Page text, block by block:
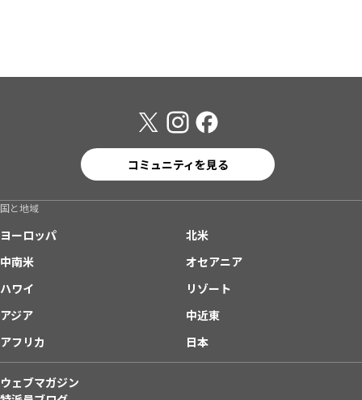
コミュニティを見る
国と地域
ヨーロッパ
北米
中南米
オセアニア
ハワイ
リゾート
アジア
中近東
アフリカ
日本
ウェブマガジン